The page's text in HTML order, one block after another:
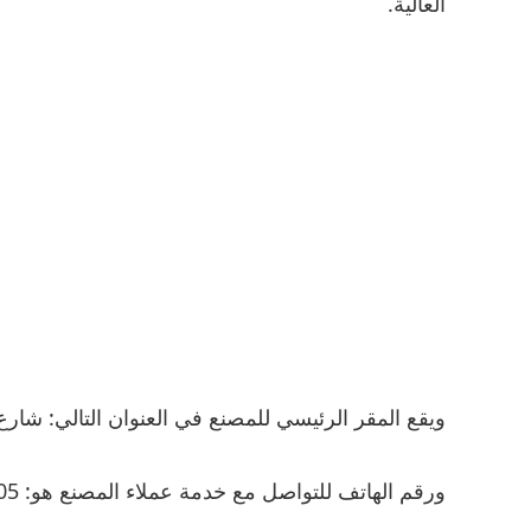
ويقع المقر الرئيسي للمصنع في العنوان التالي: شارع 150 – محافظة
ورقم الهاتف للتواصل مع خدمة عملاء المصنع هو: 01201718705